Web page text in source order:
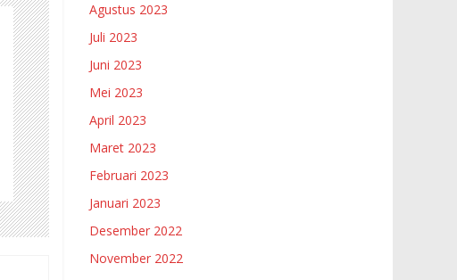
Agustus 2023
Juli 2023
Juni 2023
Mei 2023
April 2023
Maret 2023
Februari 2023
Januari 2023
Desember 2022
November 2022